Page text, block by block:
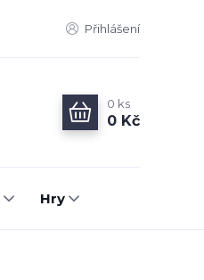
Přihlášení
0 ks
0 Kč
Hry